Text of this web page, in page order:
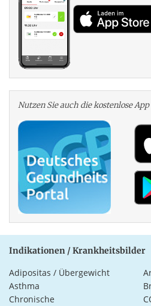
Nutzen Sie auch die kosten­lose
Indikationen / Krankheitsbilder
Adipositas / Übergewicht
Asthma
Chronische